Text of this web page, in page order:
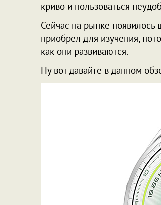
криво и пользоваться
Сейчас на рынке появилось
приобрел для изучения,
как они развиваются.
Ну вот давайте в данном